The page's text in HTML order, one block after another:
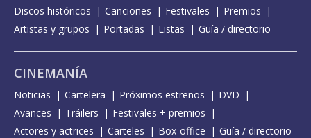
Discos históricos
Canciones Festivales
Premios
Artistas y grupos
Portadas Listas Guía / directorio
CINEMANÍA
Noticias Cartelera Próximos estrenos
DVD
Avances
Tráilers
Festivales + premios
Actores y actrices
Carteles Box-office Guía / directorio